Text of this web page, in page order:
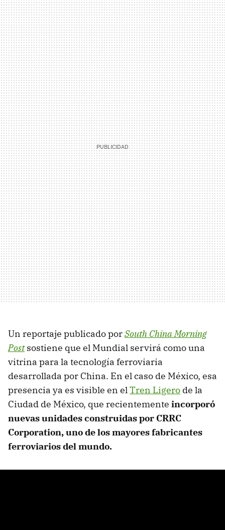
Un reportaje publicado porSouth China Morning
Postsostiene que el Mundial servirá como una
vitrina para la tecnología ferroviaria
desarrollada por China. En el caso de México, esa
presencia ya es visible en elTren Ligero de la
Ciudad de México, que recientemente incorporó
nuevas unidades construidas por CRRC
Corporation, uno de los mayores fabricantes
ferroviarios del mundo.